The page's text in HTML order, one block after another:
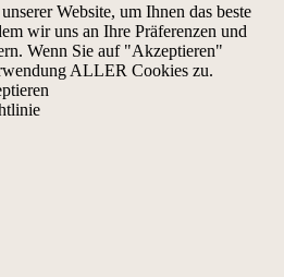
Website, um Ihnen das beste
wir uns an Ihre Präferenzen und
Wenn Sie auf "Akzeptieren"
ALLER Cookies zu.